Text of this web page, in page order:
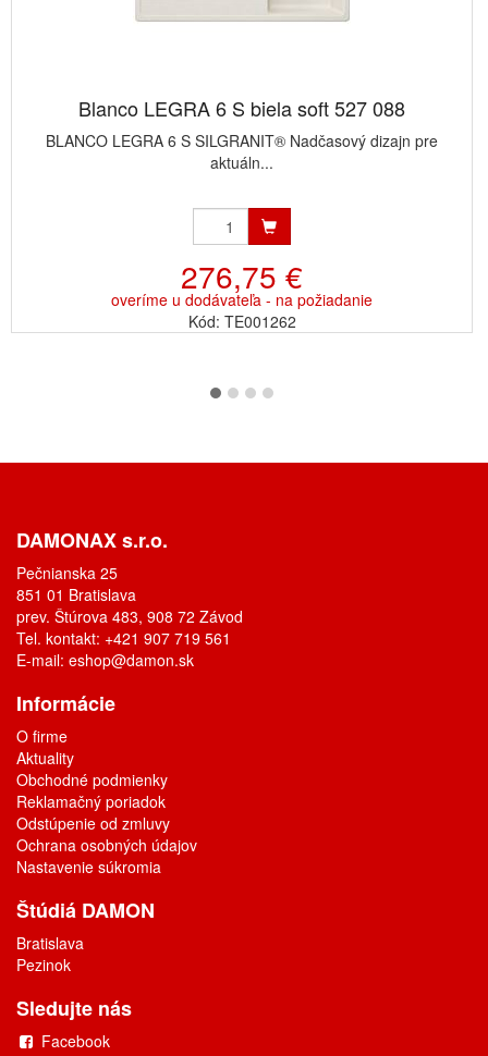
Blanco LEGRA 6 S biela soft 527 088
BLANCO LEGRA 6 S SILGRANIT® Nadčasový dizajn pre
aktuáln...
276,75 €
overíme u dodávateľa - na požiadanie
Kód: TE001262
DAMONAX s.r.o.
Pečnianska 25
851 01 Bratislava
prev. Štúrova 483, 908 72 Závod
Tel. kontakt: +421 907 719 561
E-mail: eshop@damon.sk
Informácie
O firme
Aktuality
Obchodné podmienky
Reklamačný poriadok
Odstúpenie od zmluvy
Ochrana osobných údajov
Nastavenie súkromia
Štúdiá DAMON
Bratislava
Pezinok
Sledujte nás
Facebook